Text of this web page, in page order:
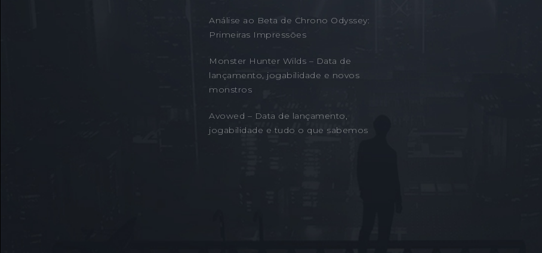
Análise ao Beta de Chrono Odyssey:
Primeiras Impressões
Monster Hunter Wilds – Data de
lançamento, jogabilidade e novos
monstros
Avowed – Data de lançamento,
jogabilidade e tudo o que sabemos